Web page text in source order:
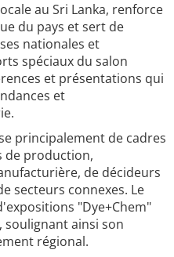
au Sri Lanka, renforce
du pays et sert de
nationales et
spéciaux du salon
et présentations qui
et
principalement de cadres
de production,
de décideurs
secteurs connexes. Le
"Dye+Chem"
soulignant ainsi son
régional.